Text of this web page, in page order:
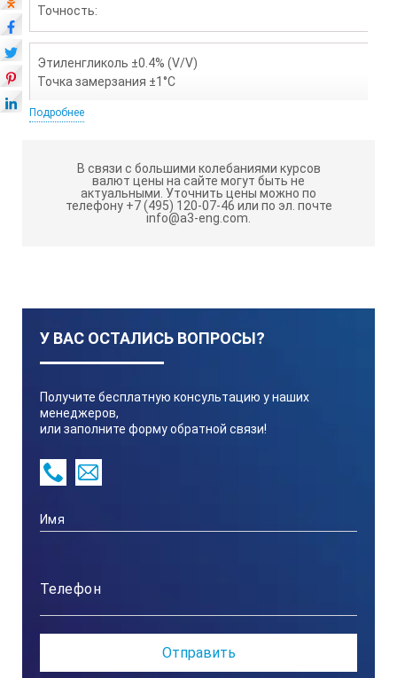
Точность:
Этиленгликоль ±0.4% (V/V)
Точка замерзания ±1°С
10…40°C (Автоматическая температурная компенсация)
Питание:
2 батарейки типа ААА
Подробнее
В связи с большими колебаниями курсов
валют цены на сайте могут быть не
актуальными. Уточнить цены можно по
телефону +7 (495) 120-07-46 или по эл. почте
info@a3-eng.com.
У ВАС ОСТАЛИСЬ ВОПРОСЫ?
Получите бесплатную консультацию у наших
менеджеров,
или заполните форму обратной связи!